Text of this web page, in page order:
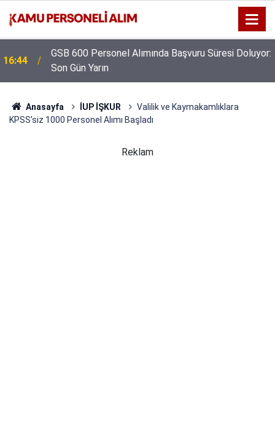
16:44
GSB 600 Personel Alımında Başvuru Süresi Doluyor:
Son Gün Yarın
Anasayfa İUP İŞKUR
Valilik ve Kaymakamlıklara
KPSS’siz 1000 Personel Alımı Başladı
Reklam